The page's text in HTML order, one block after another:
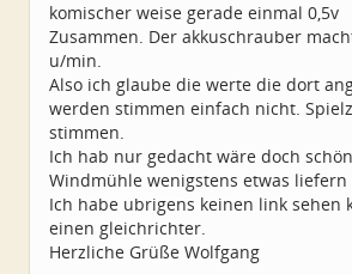
komischer weise gerade einmal 0,5v
Zusammen. Der akkuschrauber
u/min.
Also ich glaube die werte die dort
werden stimmen einfach nicht.
stimmen.
Ich hab nur gedacht wäre doch
Windmühle wenigstens etwas liefern
Ich habe ubrigens keinen link sehen
einen gleichrichter.
Herzliche Grüße Wolfgang